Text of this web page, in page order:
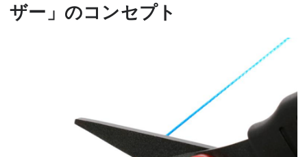
ザー」のコンセプト